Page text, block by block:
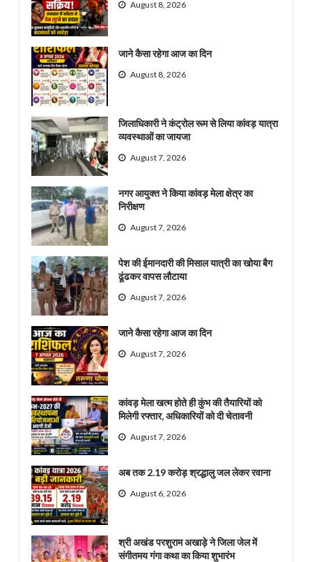
August 8, 2026
जाने कैसा रहेगा आज का दिन
August 8, 2026
जिलाधिकारी ने कंट्रोल रूम से लिया कांवड़ यात्रा
व्यवस्थाओं का जायजा
August 7, 2026
नगर आयुक्त ने किया कांवड़ मेला क्षेत्र का
निरीक्षण
August 7, 2026
पेश की ईमानदारी की मिसाल यात्री का खोया बैग
ढूंढकर वापस लौटाया
August 7, 2026
जाने कैसा रहेगा आज का दिन
August 7, 2026
कांवड़ मेला खत्म होते ही कुंभ की तैयारियों को
मिलेगी रफ्तार, अधिकारियों को दी चेतावनी
August 7, 2026
अब तक 2.19 करोड़ श्रद्धालु जल लेकर रवाना
August 6, 2026
श्री अखंड परशुराम अखाड़े ने जिला जेल में
संगीतमय गंगा कथा का किया शुभारंभ